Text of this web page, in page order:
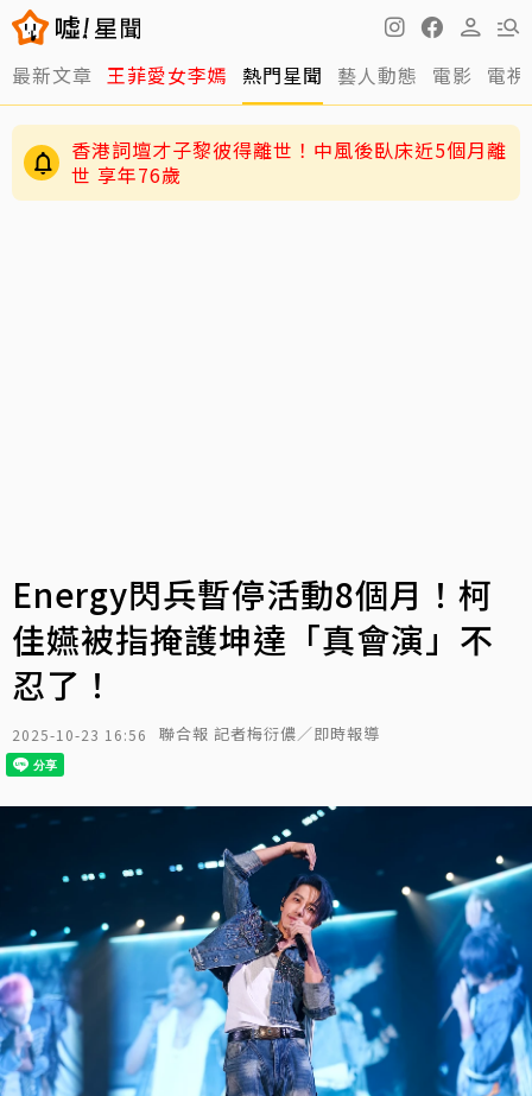
最新文章 王菲愛女李嫣 熱門星聞 藝人動態 電影 電視
香港詞壇才子黎彼得離世！中風後臥床近5個月離
世 享年76歲
Energy閃兵暫停活動8個月！柯
佳嬿被指掩護坤達「真會演」不
忍了！
2025-10-23 16:56 聯合報 記者梅衍儂／即時報導